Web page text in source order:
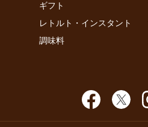
ギフト
レトルト・インスタント
調味料